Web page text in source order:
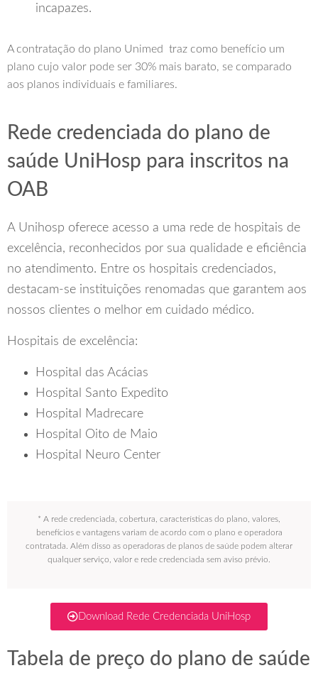
incapazes.
A contratação do plano Unimed traz como benefício um
plano cujo valor pode ser 30% mais barato, se comparado
aos planos individuais e familiares.
Rede credenciada do plano de
saúde UniHosp para inscritos na
OAB
A Unihosp oferece acesso a uma rede de hospitais de
excelência, reconhecidos por sua qualidade e eficiência
no atendimento. Entre os hospitais credenciados,
destacam-se instituições renomadas que garantem aos
nossos clientes o melhor em cuidado médico.
Hospitais de excelência:
Hospital das Acácias
Hospital Santo Expedito
Hospital Madrecare
Hospital Oito de Maio
Hospital Neuro Center
* A rede credenciada, cobertura, características do plano, valores,
benefícios e vantagens variam de acordo com o plano e operadora
contratada. Além disso as operadoras de planos de saúde podem alterar
qualquer serviço, valor e rede credenciada sem aviso prévio.
Download Rede Credenciada UniHosp
Tabela de preço do plano de saúde